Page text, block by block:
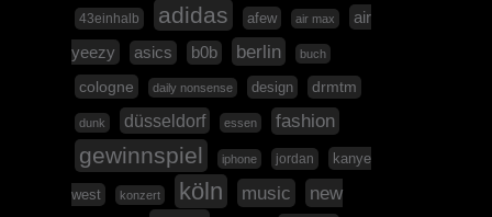
43einhalb adidas afew air max
air
yeezy
asics b0b berlin buch
cologne daily nonsense design drmtm
dunk düsseldorf essen fashion
gewinnspiel iphone jordan kanye
west konzert köln music new